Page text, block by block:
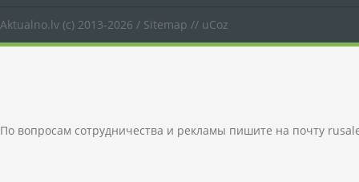
Aktualno.lv (c) 2013-2026 / Sitemap // uCoz
По вопросам сотрудничества и рекламы пишите на почту